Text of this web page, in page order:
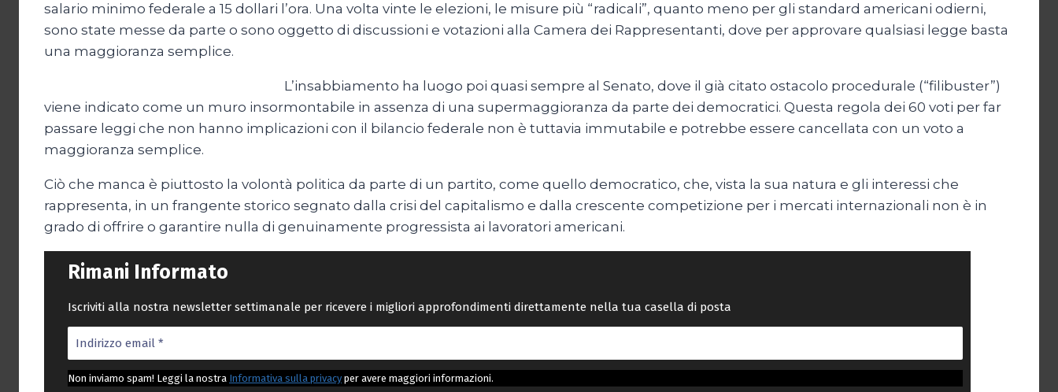
salario minimo federale a 15 dollari l’ora. Una volta vinte le elezioni, le misure più “radicali”, quanto meno per gli standard americani odierni,
sono state messe da parte o sono oggetto di discussioni e votazioni alla Camera dei Rappresentanti, dove per approvare qualsiasi legge basta
una maggioranza semplice.
L’insabbiamento ha luogo poi quasi sempre al Senato, dove il già citato ostacolo procedurale (“filibuster”)
viene indicato come un muro insormontabile in assenza di una supermaggioranza da parte dei democratici. Questa regola dei 60 voti per far
passare leggi che non hanno implicazioni con il bilancio federale non è tuttavia immutabile e potrebbe essere cancellata con un voto a
maggioranza semplice.
Ciò che manca è piuttosto la volontà politica da parte di un partito, come quello democratico, che, vista la sua natura e gli interessi che
rappresenta, in un frangente storico segnato dalla crisi del capitalismo e dalla crescente competizione per i mercati internazionali non è in
grado di offrire o garantire nulla di genuinamente progressista ai lavoratori americani.
Rimani Informato
Iscriviti alla nostra newsletter settimanale per ricevere i migliori approfondimenti direttamente nella tua casella di posta
Non inviamo spam! Leggi la nostra Informativa sulla privacy per avere maggiori informazioni.